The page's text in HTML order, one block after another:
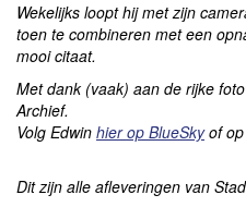
Wekelijks loopt hij met zijn
toen te combineren met een
mooi citaat.
Met dank (vaak) aan de rijke
Archief.
Volg Edwin hier op BlueSkyof op
Dit zijn alle afleveringen van